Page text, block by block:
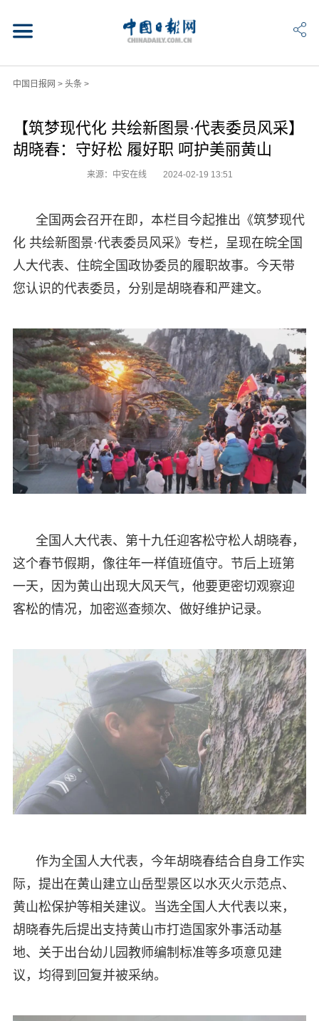
中国日报网 > 头条>
【筑梦现代化 共绘新图景·代表委员风采】
胡晓春：守好松 履好职 呵护美丽黄山
来源：中安在线 2024-02-19 13:51
全国两会召开在即，本栏目今起推出《筑梦现代
化 共绘新图景·代表委员风采》专栏，呈现在皖全国
人大代表、住皖全国政协委员的履职故事。今天带
您认识的代表委员，分别是胡晓春和严建文。
全国人大代表、第十九任迎客松守松人胡晓春，
这个春节假期，像往年一样值班值守。节后上班第
一天，因为黄山出现大风天气，他要更密切观察迎
客松的情况，加密巡查频次、做好维护记录。
作为全国人大代表，今年胡晓春结合自身工作实
际，提出在黄山建立山岳型景区以水灭火示范点、
黄山松保护等相关建议。当选全国人大代表以来，
胡晓春先后提出支持黄山市打造国家外事活动基
地、关于出台幼儿园教师编制标准等多项意见建
议，均得到回复并被采纳。